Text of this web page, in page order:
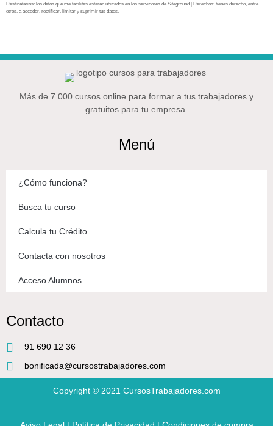
Destinatarios: los datos que me facilitas estarán ubicados en los servidores de Siteground | Derechos: tienes derecho, entre
otros, a acceder, rectificar, limitar y suprimir tus datos.
Más de 7.000 cursos online para formar a tus trabajadores y
gratuitos para tu empresa.
Menú
¿Cómo funciona?
Busca tu curso
Calcula tu Crédito
Contacta con nosotros
Acceso Alumnos
Contacto
91 690 12 36
bonificada@cursostrabajadores.com
Copyright © 2021 CursosTrabajadores.com